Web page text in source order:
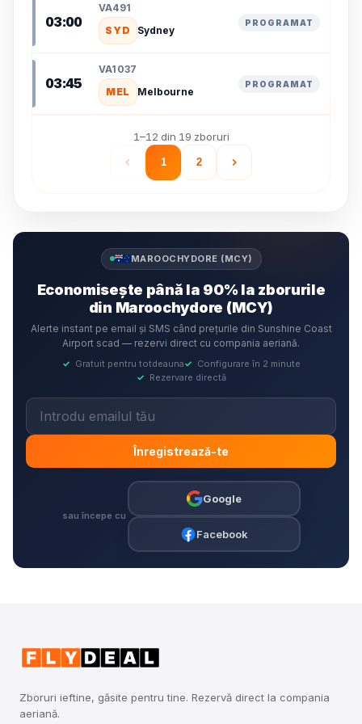
03:00
VA491
SYD
Sydney
PROGRAMAT
03:45
VA1037
MEL
Melbourne
PROGRAMAT
1–12 din 19 zboruri
1 2
MAROOCHYDORE (MCY)
Economisește până la 90% la zborurile
din Maroochydore (MCY)
Alerte instant pe email și SMS când prețurile din Sunshine Coast
Airport scad — rezervi direct cu compania aeriană.
✓ Gratuit pentru totdeauna✓ Configurare în 2 minute
✓ Rezervare directă
Înregistrează-te
sau începe cu
Google
Facebook
Zboruri ieftine, găsite pentru tine. Rezervă direct la compania
aeriană.